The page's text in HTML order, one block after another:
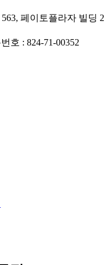
페이토플라자 빌딩 2
호 : 824-71-00352